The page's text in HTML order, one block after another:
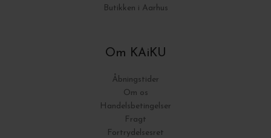
Butikken i Aarhus
Om KAiKU
Åbningstider
Om os
Handelsbetingelser
Fragt
Fortrydelsesret